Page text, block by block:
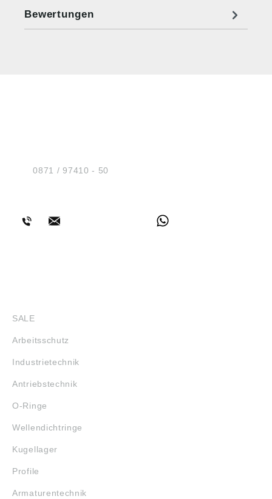
Bewertungen
Tel.:0871 / 97410 - 50
SALE
Arbeitsschutz
Industrietechnik
Antriebstechnik
O-Ringe
Wellendichtringe
Kugellager
Profile
Armaturentechnik